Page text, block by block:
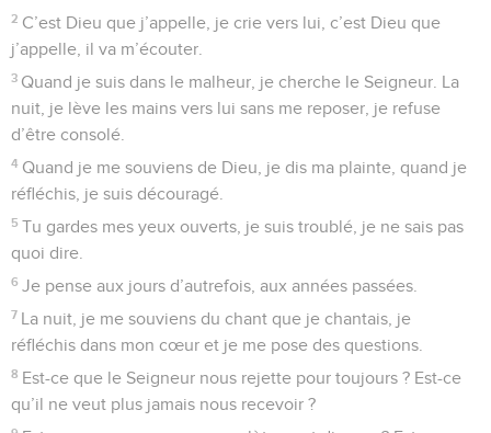
2 C’est Dieu que j’appelle, je crie vers lui, c’est Dieu que
j’appelle, il va m’écouter.
3 Quand je suis dans le malheur, je cherche le Seigneur. La
nuit, je lève les mains vers lui sans me reposer, je refuse
d’être consolé.
4 Quand je me souviens de Dieu, je dis ma plainte, quand je
réfléchis, je suis découragé.
5 Tu gardes mes yeux ouverts, je suis troublé, je ne sais pas
quoi dire.
6 Je pense aux jours d’autrefois, aux années passées.
7 La nuit, je me souviens du chant que je chantais, je
réfléchis dans mon cœur et je me pose des questions.
8 Est-ce que le Seigneur nous rejette pour toujours ? Est-ce
qu’il ne veut plus jamais nous recevoir ?